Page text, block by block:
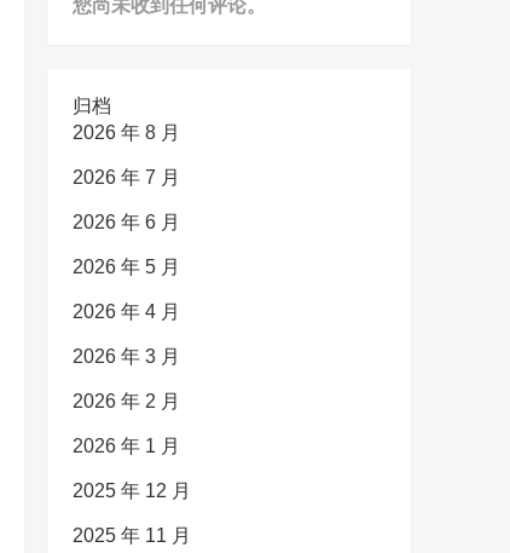
您尚未收到任何评论。
归档
2026 年 8 月
2026 年 7 月
2026 年 6 月
2026 年 5 月
2026 年 4 月
2026 年 3 月
2026 年 2 月
2026 年 1 月
2025 年 12 月
2025 年 11 月